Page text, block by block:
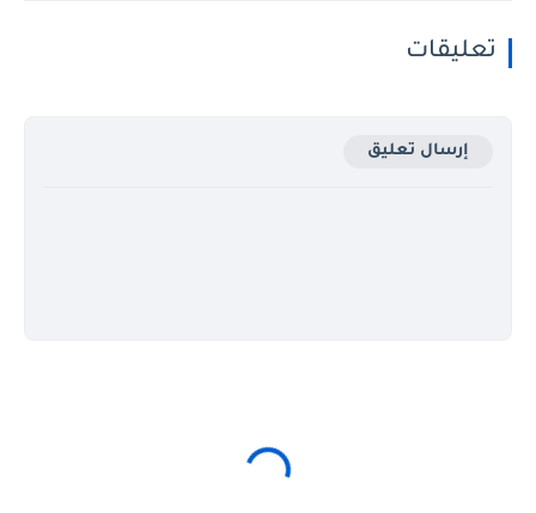
تعليقات
إرسال تعليق